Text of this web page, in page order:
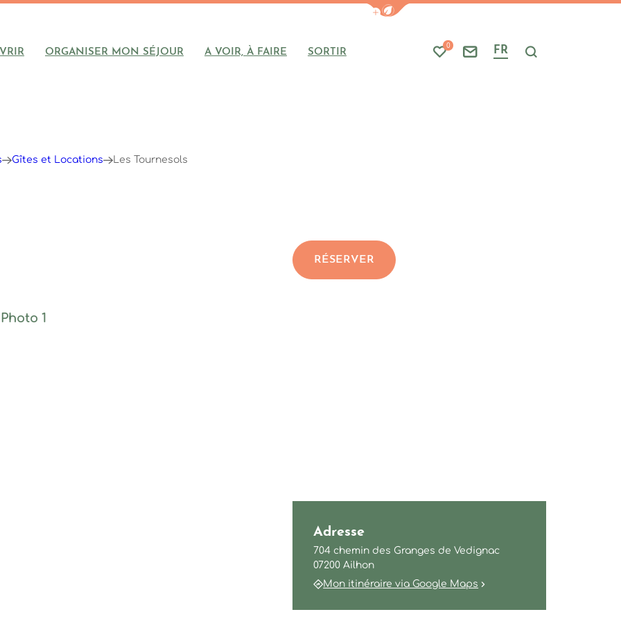
Afficher la barre de navigation du
ORGANISER MON SÉJOUR A VOIR, À FAIRE SORTIR Mes favoris
0
Nous contacter
FR Je recherche
Gîtes et Locations Les Tournesols
Photo 1
RÉSERVER
Adresse
704 chemin des Granges de Vedignac
07200 Ailhon
Mon itinéraire via Google Maps